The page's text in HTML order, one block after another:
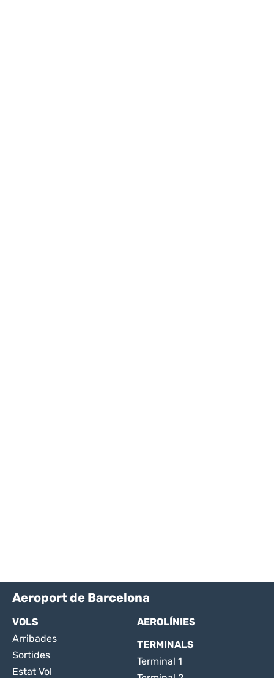
Aeroport de Barcelona
VOLS
Arribades
Sortides
Estat Vol
AEROLÍNIES
TERMINALS
Terminal 1